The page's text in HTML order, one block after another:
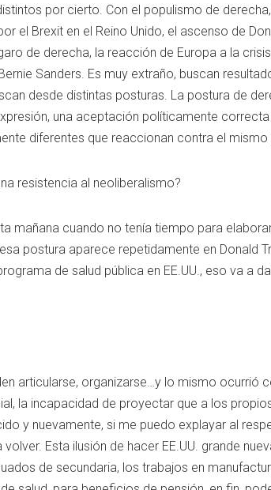
por cierto. Con el populismo de
el Brexit en el Reino Unido, el ascenso de
de derecha, la reacción de Europa a la
Sanders. Es muy extraño, buscan
desde distintas posturas. La postura de
una aceptación políticamente
diferentes que reaccionan contra el mismo
resistencia al neoliberalismo?
mañana cuando no tenía tiempo para
postura aparece repetidamente en Donald
de salud pública en EE.UU., eso va a
articularse, organizarse…y lo mismo ocurrió
la incapacidad de proyectar que a los
y nuevamente, si me puedo explayar al
Esta ilusión de hacer EE.UU. grande
de secundaria, los trabajos en